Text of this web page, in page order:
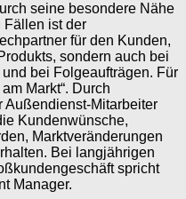
seine besondere Nähe
Fällen ist der
für den Kunden,
sondern auch bei
bei Folgeaufträgen. Für
Markt“. Durch
Außendienst-Mitarbeiter
Kundenwünsche,
Marktveränderungen
Bei langjährigen
spricht
Manager.